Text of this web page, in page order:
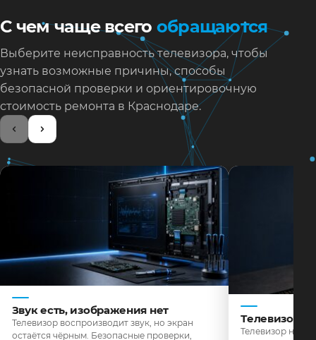
С чем чаще всего обращаются
Выберите неисправность телевизора, чтобы
узнать возможные причины, способы
безопасной проверки и ориентировочную
стоимость ремонта в Краснодаре.
Звук есть, изображения нет
Телевизор воспроизводит звук, но экран
остаётся чёрным. Безопасные проверки,
Телевизор
Телевизор не